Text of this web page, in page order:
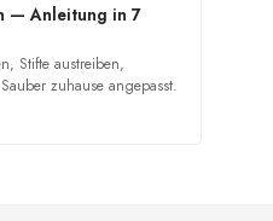
— Anleitung in 7
Stifte austreiben,
zuhause angepasst.